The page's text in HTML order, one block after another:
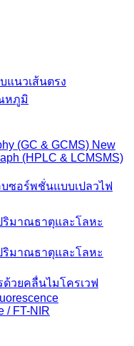
แนวเส้นตรง
หภูมิ
(GC & GCMS) New
(HPLC & LCMSMS)
ซอร์พชั่นแบบเปลวไฟ
ริมาณธาตุและโลหะ
ริมาณธาตุและโลหะ
ด้วยคลื่นไมโครเวฟ
/ FT-NIR